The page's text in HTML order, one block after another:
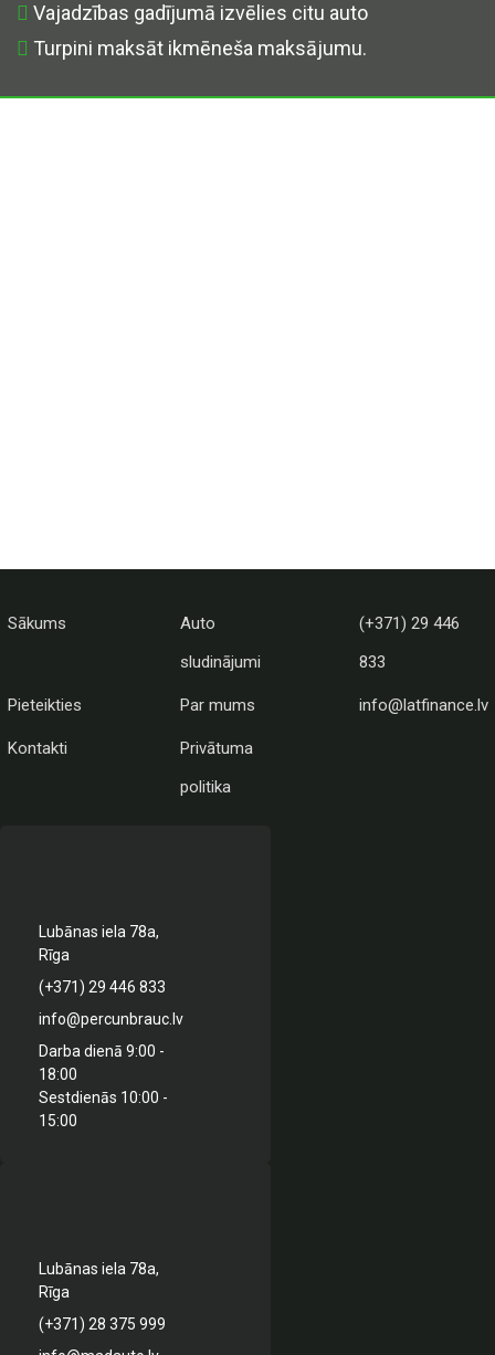
Vajadzības gadījumā izvēlies citu auto
Turpini maksāt ikmēneša maksājumu.
Sākums
Auto
sludinājumi
(+371) 29 446
833
Pieteikties Par mums info@latfinance.lv
Kontakti
Privātuma
politika
Lubānas iela 78a,
Rīga
(+371) 29 446 833
info@percunbrauc.lv
Darba dienā 9:00 -
18:00
Sestdienās 10:00 -
15:00
Lubānas iela 78a,
Rīga
(+371) 28 375 999